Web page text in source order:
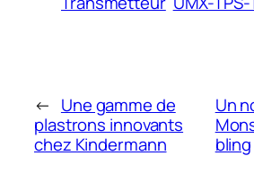
← Une gamme de
plastrons innovants
chez Kindermann
Un
bling